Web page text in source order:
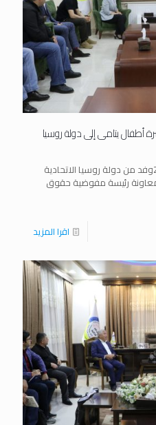
أطفال يتامى إلى دولة روسيا
زار اليوم الخميس 14 نيسان 2022وفد من دولة روسيا الاتحادية
معاونة رئيسة مفوضية حقوق
اقرا المزيد